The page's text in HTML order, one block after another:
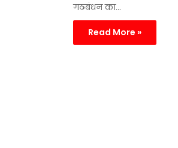
गठबंधन का…
Read More »